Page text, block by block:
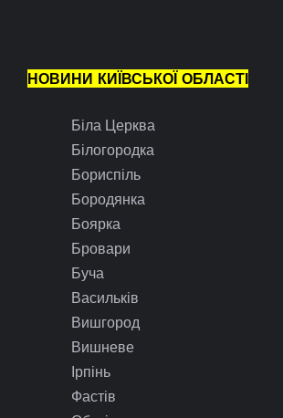
НОВИНИ КИЇВСЬКОЇ ОБЛАСТІ
Біла Церква
Білогородка
Бориспіль
Бородянка
Боярка
Бровари
Буча
Васильків
Вишгород
Вишневе
Ірпінь
Фастів